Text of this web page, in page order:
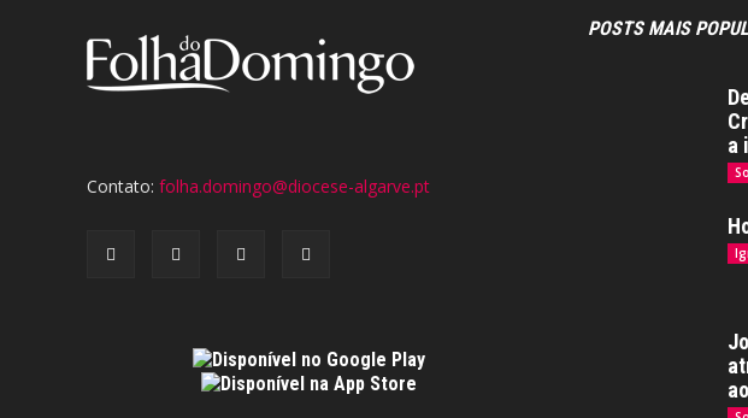
Contato: folha.domingo@diocese-algarve.pt
POSTS MAIS
a